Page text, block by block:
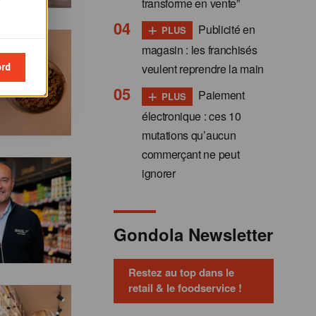
+ PLUS
Publicité en
magasin : les franchisés
veulent reprendre la main
+ PLUS
Paiement
électronique : ces 10
mutations qu’aucun
commerçant ne peut
ignorer
Gondola Newsletter
Restez au top dans le
retail & le foodservice !